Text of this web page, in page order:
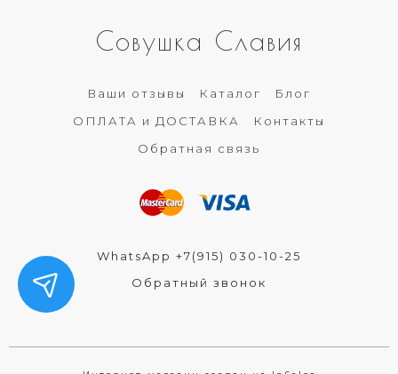
Совушка Славия
Ваши отзывы Каталог
Блог
ОПЛАТА и ДОСТАВКА
Контакты
Обратная связь
WhatsApp +7(915) 030-10-25
Обратный звонок